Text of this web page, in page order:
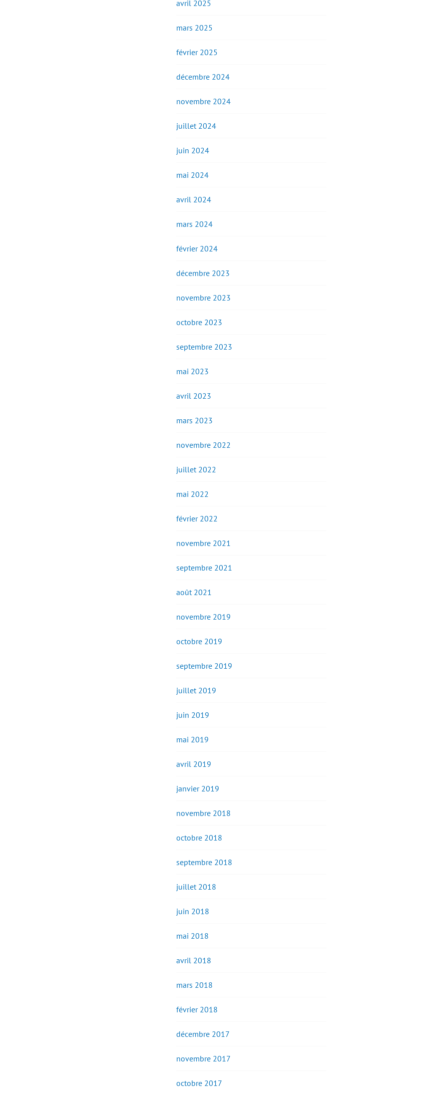
avril 2025
mars 2025
février 2025
décembre 2024
novembre 2024
juillet 2024
juin 2024
mai 2024
avril 2024
mars 2024
février 2024
décembre 2023
novembre 2023
octobre 2023
septembre 2023
mai 2023
avril 2023
mars 2023
novembre 2022
juillet 2022
mai 2022
février 2022
novembre 2021
septembre 2021
août 2021
novembre 2019
octobre 2019
septembre 2019
juillet 2019
juin 2019
mai 2019
avril 2019
janvier 2019
novembre 2018
octobre 2018
septembre 2018
juillet 2018
juin 2018
mai 2018
avril 2018
mars 2018
février 2018
décembre 2017
novembre 2017
octobre 2017